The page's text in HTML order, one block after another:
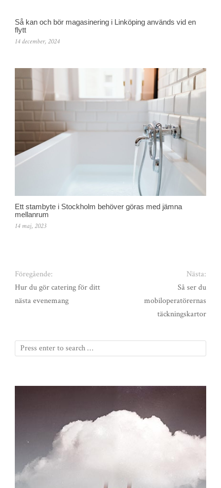
Så kan och bör magasinering i Linköping används vid en
flytt
14 december, 2024
Ett stambyte i Stockholm behöver göras med jämna
mellanrum
14 maj, 2023
Föregående:
Hur du gör catering för ditt
nästa evenemang
Nästa:
Så ser du
mobiloperatörernas
täckningskartor